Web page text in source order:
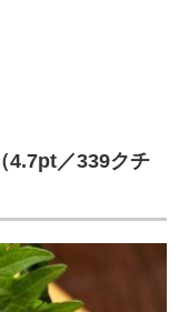
4.7pt／339クチ